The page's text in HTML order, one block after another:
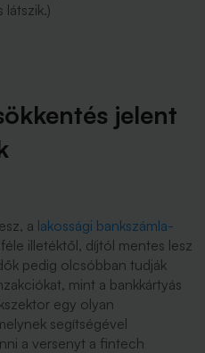
jelent
a lakossági bankszámla-
illetéktől, díjtól mentes lesz
pedig olcsóbban tudják
mint a bankkártyás
egy olyan
segítségével
a versenyt a fintech